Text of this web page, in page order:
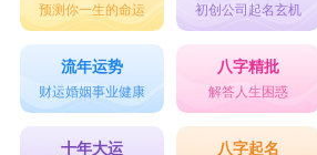
预测你一生的命运 初创公司起名玄机
流年运势
财运婚姻事业健康
八字精批
解答人生困惑
十年大运 八字起名